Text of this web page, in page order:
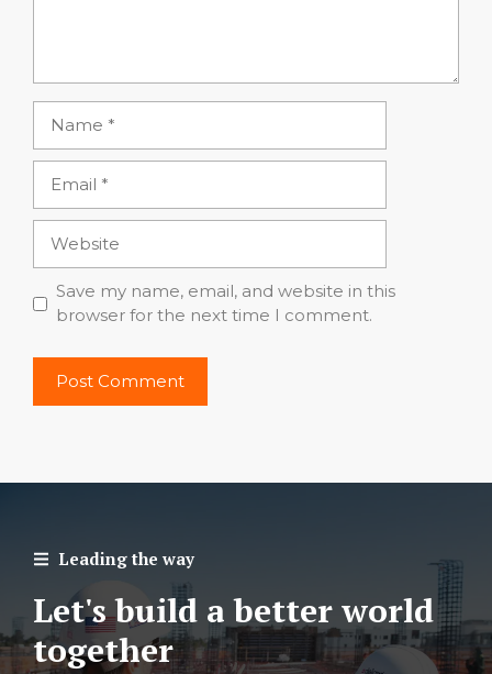
Save my name, email, and website in this
browser for the next time I comment.
Leading the way
Let's build a better world
together